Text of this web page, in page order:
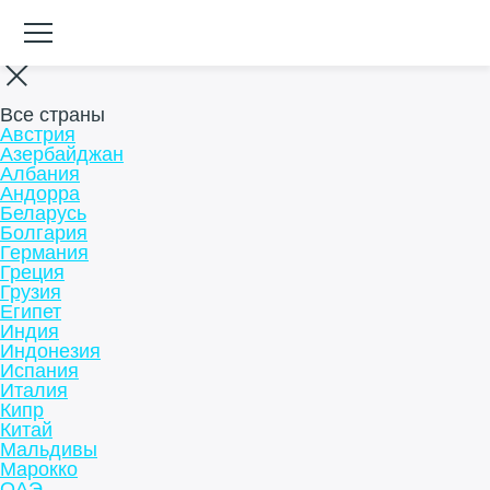
Все страны
Австрия
Азербайджан
Албания
Андорра
Беларусь
Болгария
Германия
Греция
Грузия
Египет
Индия
Индонезия
Испания
Италия
Кипр
Китай
Мальдивы
Марокко